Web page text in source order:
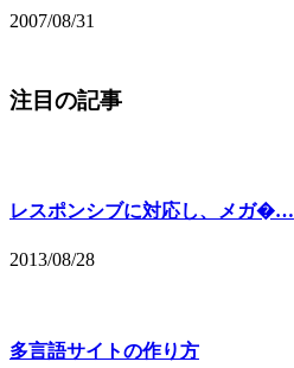
2007/08/31
注目の記事
レスポンシブに対応し、メガ�…
2013/08/28
多言語サイトの作り方